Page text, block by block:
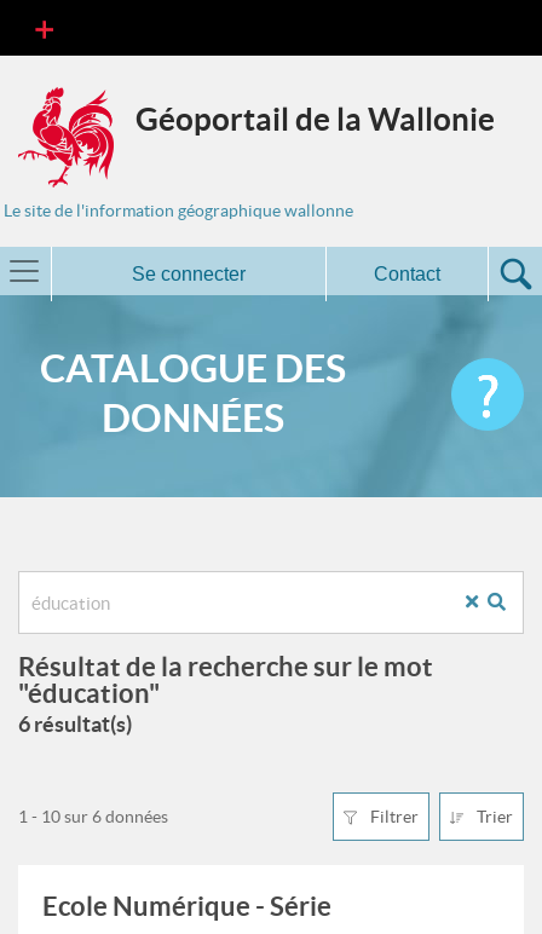
Géoportail de la Wallonie
Le site de l'information géographique wallonne
Se connecter Contact
CATALOGUE DES
DONNÉES
Résultat de la recherche sur le mot
"éducation"
6 résultat(s)
Filtrer Trier
1 - 10 sur 6 données
Ecole Numérique - Série